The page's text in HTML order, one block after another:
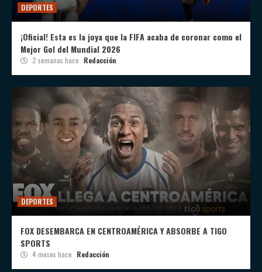
DEPORTES
¡Oficial! Esta es la joya que la FIFA acaba de coronar como el
Mejor Gol del Mundial 2026
2 semanas hace Redacción
DEPORTES
FOX DESEMBARCA EN CENTROAMÉRICA Y ABSORBE A TIGO
SPORTS
4 meses hace Redacción